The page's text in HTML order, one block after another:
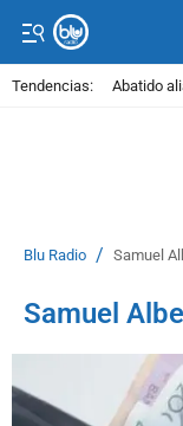
Tendencias: Abatido
Blu Radio / Samuel
Samuel